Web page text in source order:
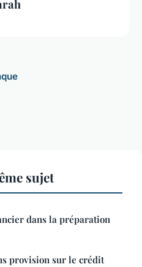
sujet
dans la préparation
provision sur le crédit